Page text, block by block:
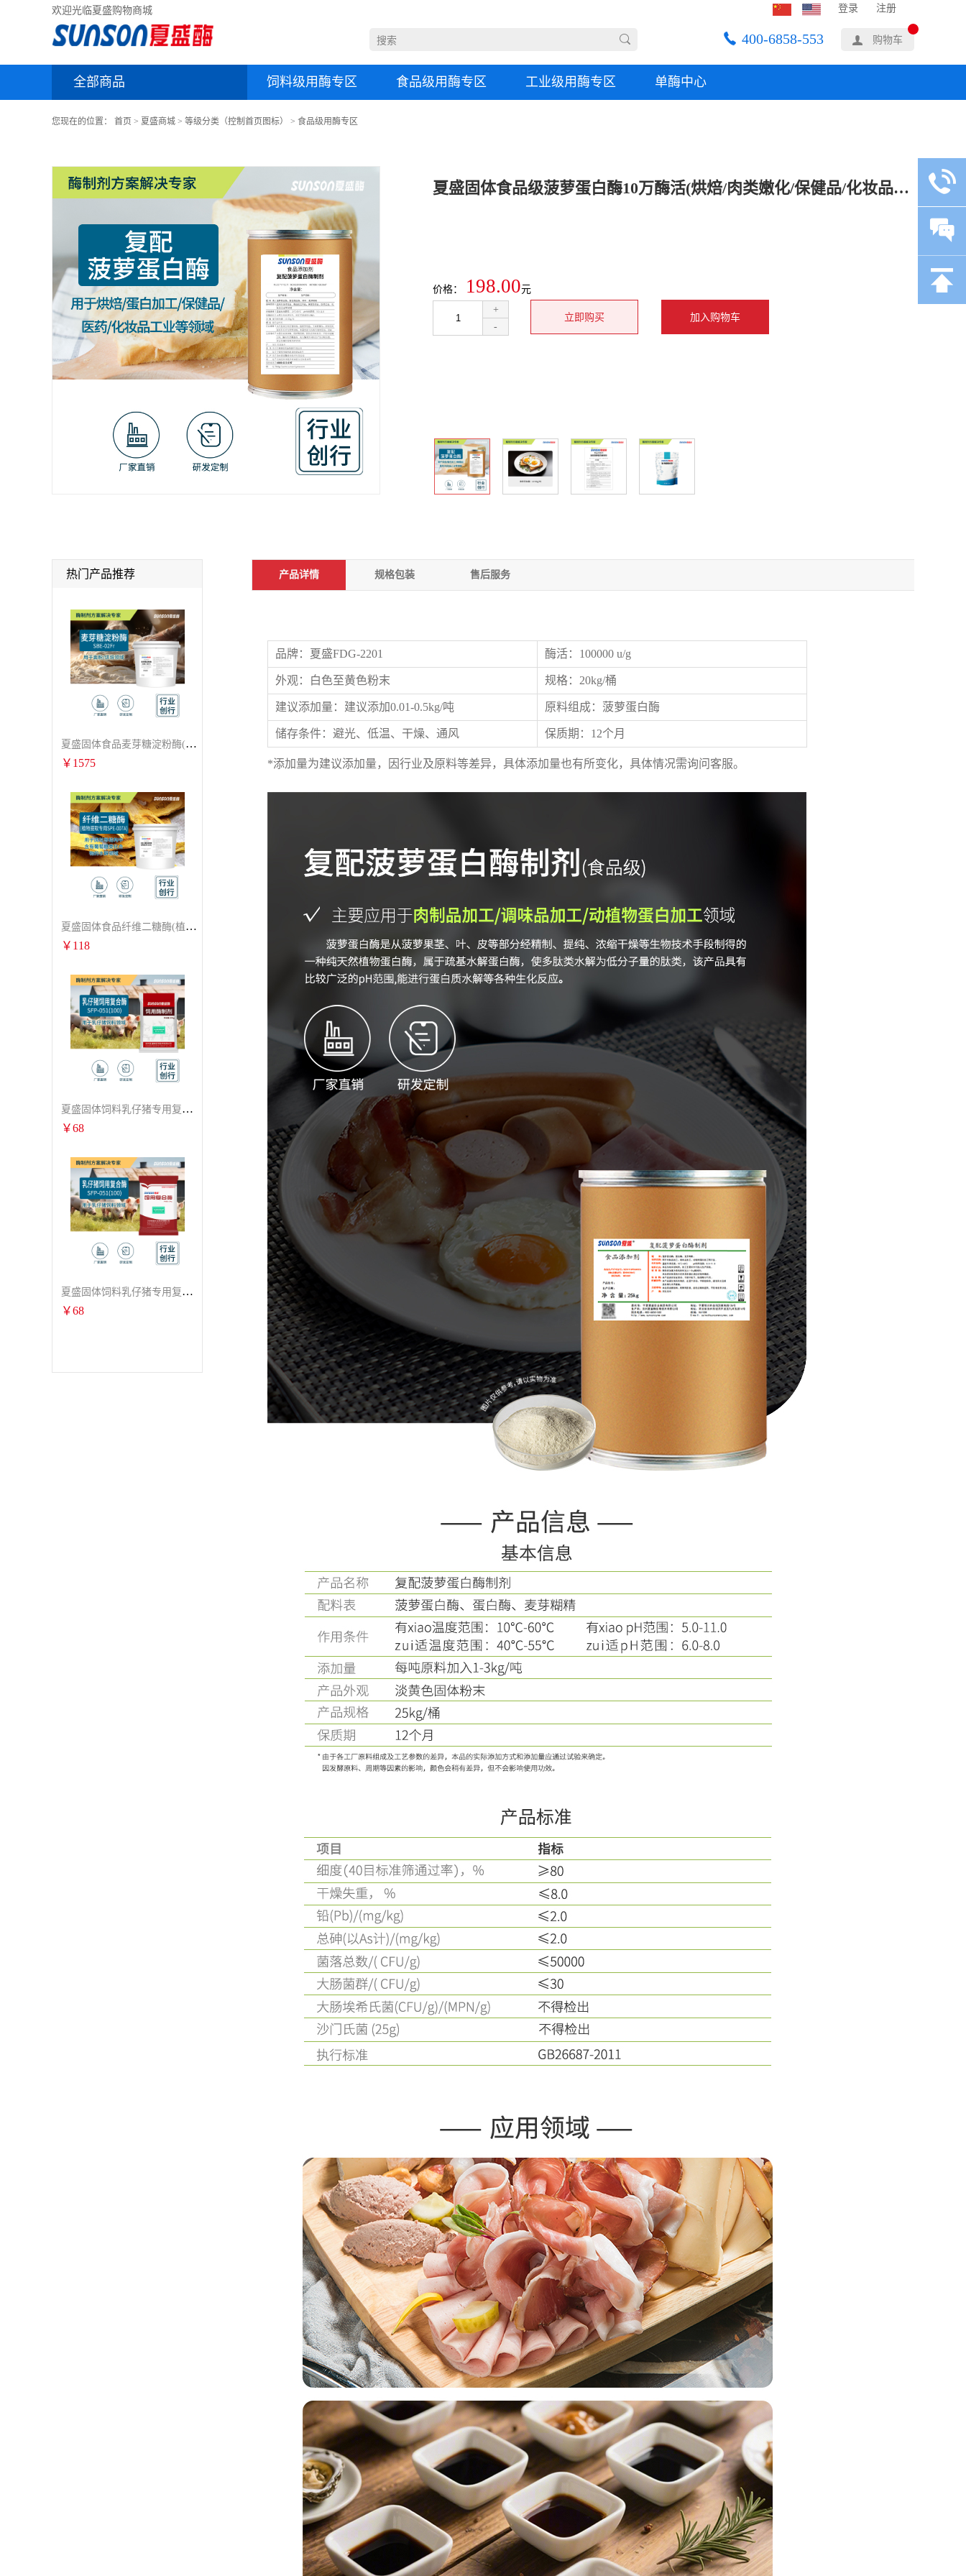
欢迎光临夏盛购物商城
购物车
400-6858-553
登录 注册
全部商品 饲料级用酶专区 食品级用酶专区 工业级用酶专区 单酶中心
您现在的位置： 首页 > 夏盛商城 > 等级分类（控制首页图标） > 食品级用酶专区
夏盛固体食品级菠萝蛋白酶10万酶活(烘焙/肉类嫩化/保健品/化妆品可用)FDG-2201
价格： 198.00元
+
-
热门产品推荐
夏盛固体食品麦芽糖淀粉酶(烘焙及面粉改良用酶/发酵类食品可用)FDG-0012
￥ 1575
夏盛固体食品纤维二糖酶(植物提取专用酶/用于虎杖白藜芦醇提取)FFG-0656
￥ 118
夏盛固体饲料乳仔猪专用复合酶SFG-0932
￥68
夏盛固体饲料乳仔猪专用复合酶SFG-0932
￥68
产品详情 规格包装 售后服务
品牌：夏盛FDG-2201 酶活：100000 u/g
外观：白色至黄色粉末 规格：20kg/桶
建议添加量：建议添加0.01-0.5kg/吨 原料组成：菠萝蛋白酶
储存条件：避光、低温、干燥、通风 保质期：12个月
*添加量为建议添加量，因行业及原料等差异，具体添加量也有所变化，具体情况需询问客服。